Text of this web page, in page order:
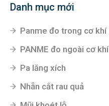
Danh mục mới
Panme đo trong cơ khí
PANME đo ngoài cơ khí
Pa lăng xích
Nhẵn cắt rau quả